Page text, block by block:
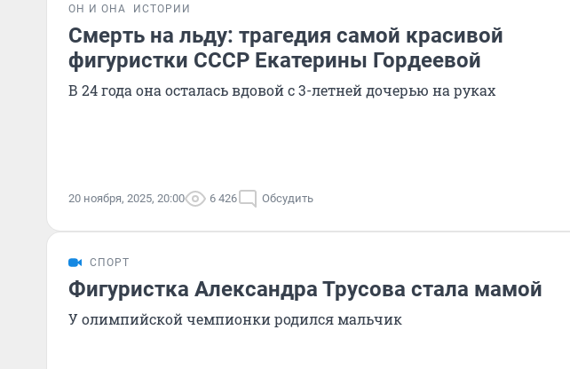
ОН И ОНА ИСТОРИИ
Смерть на льду: трагедия самой красивой
фигуристки СССР Екатерины Гордеевой
В 24 года она осталась вдовой с 3-летней дочерью на руках
20 ноября, 2025, 20:00 6 426 Обсудить
СПОРТ
Фигуристка Александра Трусова стала мамой
У олимпийской чемпионки родился мальчик